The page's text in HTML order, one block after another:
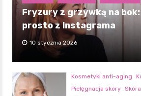
Fryzury z grzywką na
prosto z Instagrama
10 stycznia 2026
Kosmetyki anti-aging
Pielęgnacja skóry Skóra